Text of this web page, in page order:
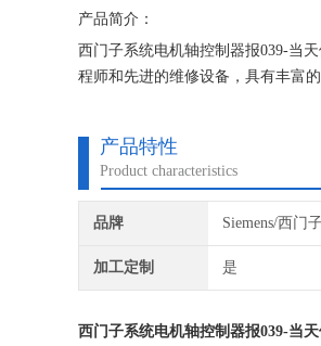
产品简介：
西门子系统电机轴控制器报039-当
程师和先进的维修设备，具有丰富
产品特性
Product characteristics
品牌 Siemens/西门
加工定制 是
西门子系统电机轴控制器报039-当